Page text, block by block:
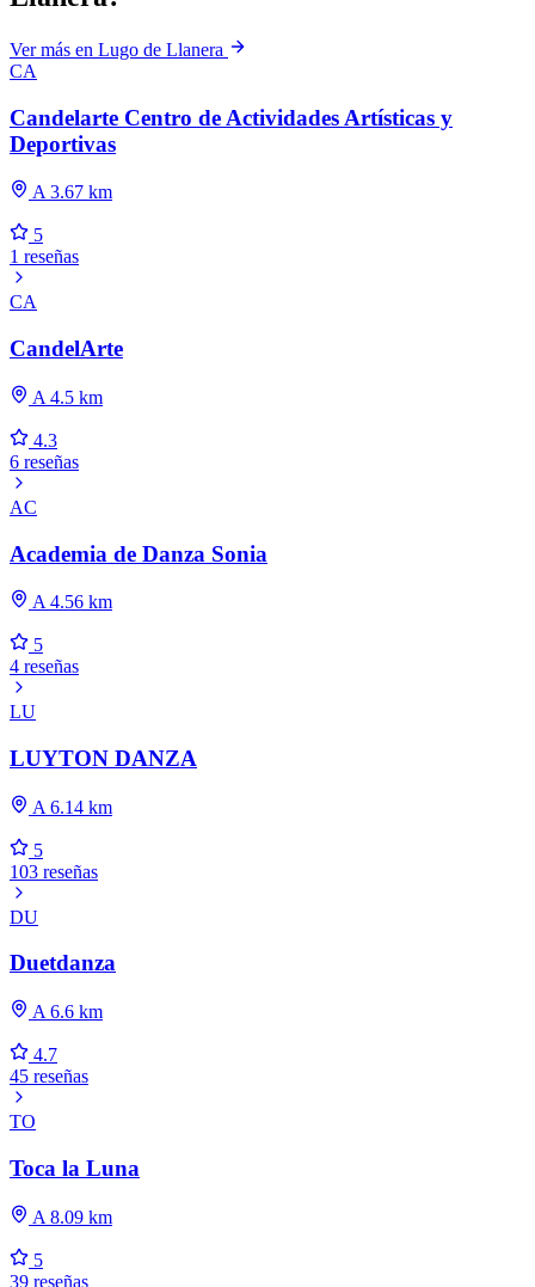
Ver más en Lugo de Llanera
CA
Candelarte Centro de Actividades Artísticas y
Deportivas
A 3.67 km
5
1 reseñas
CA
CandelArte
A 4.5 km
4.3
6 reseñas
AC
Academia de Danza Sonia
A 4.56 km
5
4 reseñas
LU
LUYTON DANZA
A 6.14 km
5
103 reseñas
DU
Duetdanza
A 6.6 km
4.7
45 reseñas
TO
Toca la Luna
A 8.09 km
5
39 reseñas